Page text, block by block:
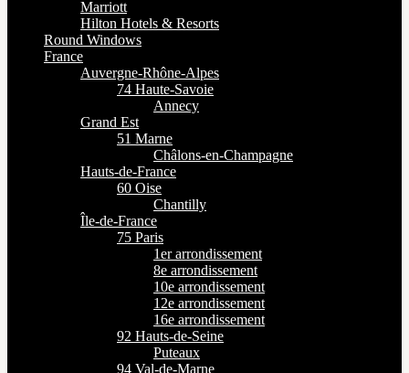
Marriott
Hilton Hotels & Resorts
Round Windows
France
Auvergne-Rhône-Alpes
74 Haute-Savoie
Annecy
Grand Est
51 Marne
Châlons-en-Champagne
Hauts-de-France
60 Oise
Chantilly
Île-de-France
75 Paris
1er arrondissement
8e arrondissement
10e arrondissement
12e arrondissement
16e arrondissement
92 Hauts-de-Seine
Puteaux
94 Val-de-Marne